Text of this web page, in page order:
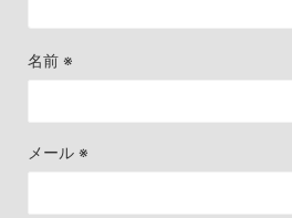
名前 ※
メール ※